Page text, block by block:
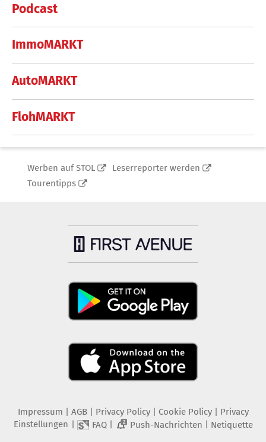
Podcast
ImmoMARKT
AutoMARKT
FlohMARKT
Werben auf STOL
Leserreporter werden
Tourentipps
Impressum AGB Privacy Policy| Cookie Policy| Privacy
Einstellungen
FAQ| 2 Push-Nachrichten Netiquette